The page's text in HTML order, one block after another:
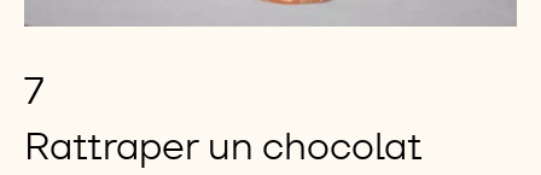
7
Rattraper un chocolat